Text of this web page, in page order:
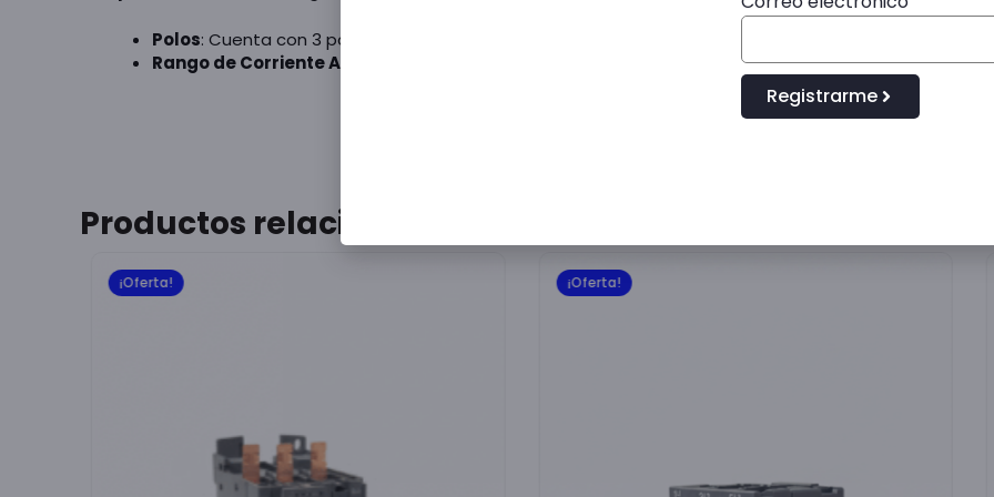
Polos: Cuenta con 3 polos principales (tripolar), diseñado para proteger y controlar motores trifásicos.
Rango de Corriente Ajustable
: El rango de corriente térmica se puede ajustar manualmente entre
Productos relacionados
¡Oferta! ¡Oferta!
Registrarme